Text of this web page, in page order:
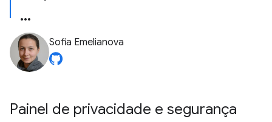
Sofia Emelianova
Painel de privacidade e segurança